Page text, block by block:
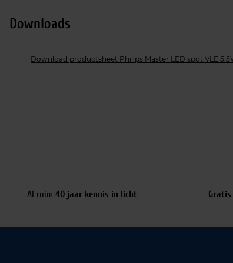
Downloads
Download productsheet Philips Master LED spot VLE
Al ruim 40 jaar kennis in licht